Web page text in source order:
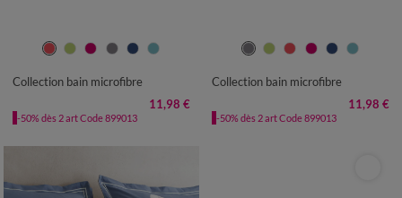
Collection bain microfibre
11,98 €
-50% dès 2 art Code 899013
Collection bain microfibre
11,98 €
-50% dès 2 art Code 899013